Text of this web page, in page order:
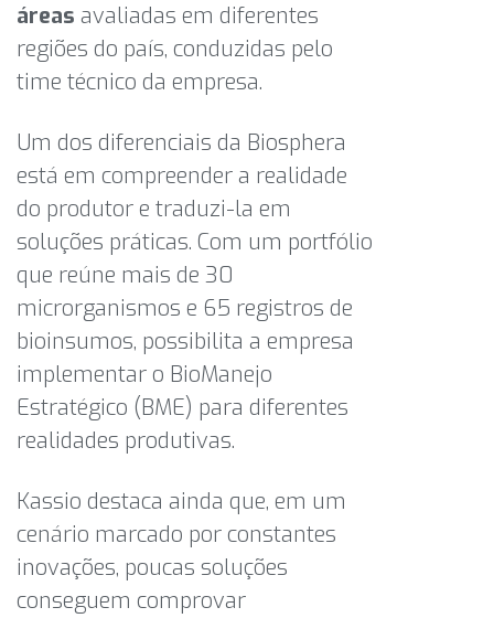
áreas avaliadas em diferentes
regiões do país, conduzidas pelo
time técnico da empresa.
Um dos diferenciais da Biosphera
está em compreender a realidade
do produtor e traduzi-la em
soluções práticas. Com um portfólio
que reúne mais de 30
microrganismos e 65 registros de
bioinsumos, possibilita a empresa
implementar o BioManejo
Estratégico (BME) para diferentes
realidades produtivas.
Kassio destaca ainda que, em um
cenário marcado por constantes
inovações, poucas soluções
conseguem comprovar